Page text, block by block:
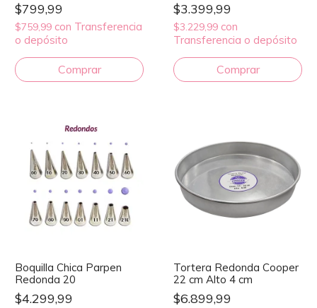
$799,99
$759,99 con Transferencia
o depósito
$3.399,99
$3.229,99 con
Transferencia o depósito
Boquilla Chica Parpen
Redonda 20
$4.299,99
Tortera Redonda Cooper
22 cm Alto 4 cm
$6.899,99